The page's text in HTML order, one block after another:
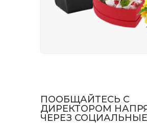
ПООБЩАЙТЕСЬ С
ДИРЕКТОРОМ
ЧЕРЕЗ